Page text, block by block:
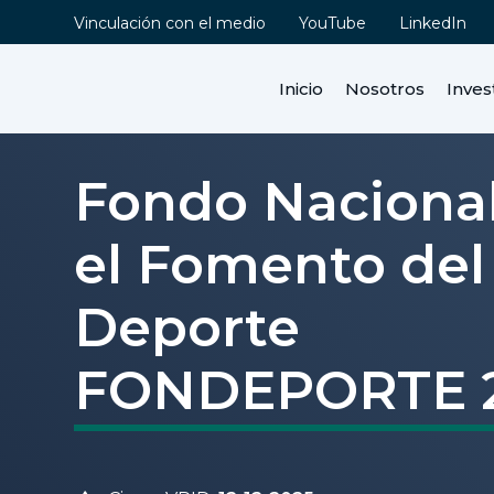
Vinculación con el medio YouTube LinkedIn
Inicio Nosotros
Contenidos
Descripción
Postula en línea
Líneas de investigación
Duración y financiamiento
Entidades participantes
Requisitos convocatoria
Fondo
el Fomento del
Deporte
FONDEPORTE